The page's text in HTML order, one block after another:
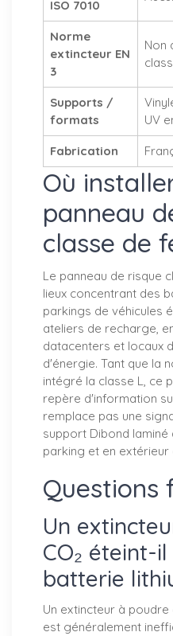
ISO 7010
Norme
extincteur EN
3
Non
Supports /
formats
UV
Fabrication
Où
panneau
classe de
Le panneau de risque
lieux concentrant des
parkings de véhicules
ateliers de recharge,
datacenters et locaux
d'énergie. Tant que la
intégré la classe L, ce
repère d'information
remplace pas une
support Dibond laminé
parking et en extérieur
Questions
Un
CO₂ éteint-
batterie
Un extincteur à
est généralement